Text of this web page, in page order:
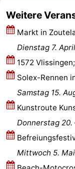
trinken
-
Ringstechen
Zoutelande
Actief
Praktisch
Forum
Route
-
Parken
Reisebuchshop
Weitere
Markt in
Dienstag 7. April
1572 Vlissingen;
Solex-Rennen
Samstag 15.
Kunstroute
Donnerstag 20.
Mittwoch